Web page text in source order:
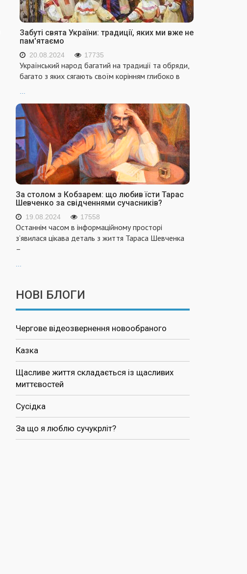
Забуті свята України: традиції, яких ми вже не
пам'ятаємо
20.08.2024 17735
Український народ багатий на традиції та обряди,
багато з яких сягають своїм корінням глибоко в
...
За столом з Кобзарем: що любив їсти Тарас
Шевченко за свідченнями сучасників?
19.08.2024 17558
Останнім часом в інформаційному просторі
з’явилася цікава деталь з життя Тараса Шевченка
–
...
НОВІ БЛОГИ
Чергове відеозвернення новообраного
Казка
Щасливе життя складається із щасливих
миттєвостей
Сусідка
За що я люблю сучукрліт?